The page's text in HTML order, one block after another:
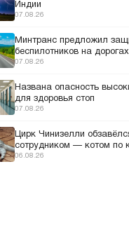
Индии
07.08.26
Минтранс предложил
беспилотников на дорогах
07.08.26
Названа опасность
для здоровья стоп
07.08.26
Цирк Чинизелли
сотрудником — котом по
Манеж из Эрмитажа
06.08.26